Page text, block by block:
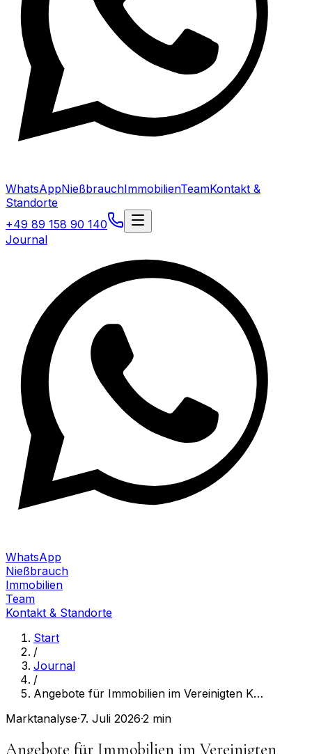
WhatsAppNießbrauchImmobilienTeamKontakt &
Standorte
+49 89 158 90 140
Journal
WhatsApp
Nießbrauch
Immobilien
Team
Kontakt & Standorte
Start
/
Journal
/
Angebote für Immobilien im Vereinigten K…
Marktanalyse·7. Juli 2026·2 min
Angebote für Immobilien im Vereinigten